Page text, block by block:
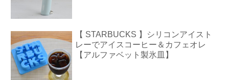
【 STARBUCKS 】シリコンアイスト
レーでアイスコーヒー＆カフェオレ
【アルファベット製氷皿】